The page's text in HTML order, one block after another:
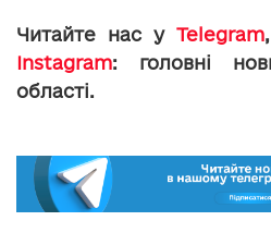
Читайте нас у Telegram,
Instagram: головні
області.